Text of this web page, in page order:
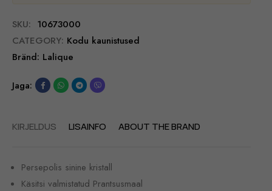
SKU: 10673000
CATEGORY: Kodu kaunistused
Bränd: Lalique
Jaga:
KIRJELDUS LISAINFO ABOUT THE BRAND
Persepolis sinine kristall
Käsitsi valmistatud Prantsusmaal